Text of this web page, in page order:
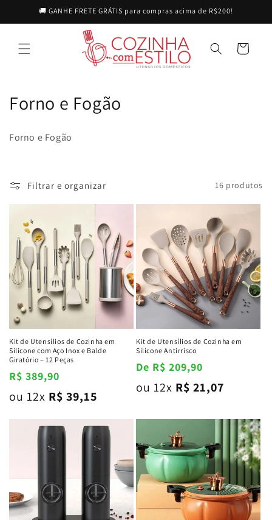
para o
conteúdo
🚚 GANHE FRETE GRÁTIS para compras acima de R$200!
Carrinho
C
ç
o
:
Forno e Fogão
Forno e Fogão
Filtrar e organizar 16 produtos
Kit de Utensílios de Cozinha em
Silicone com Aço Inox e Balde
Giratório – 12 Peças
Preço
normal
R$ 389,90
ou 12x R$ 39,15
Kit de Utensílios de Cozinha em
Silicone Antirrisco
Preço
normal
De R$ 209,90
ou 12x R$ 21,07